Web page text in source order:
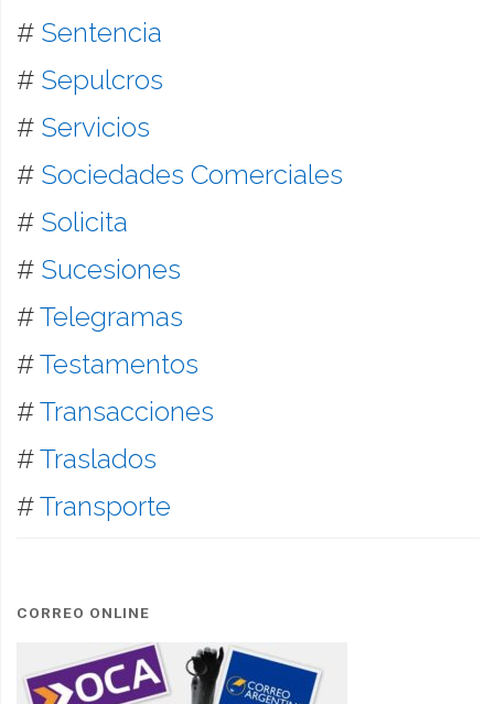
# Sentencia
# Sepulcros
# Servicios
# Sociedades Comerciales
# Solicita
# Sucesiones
#Telegramas
#Testamentos
#Transacciones
#Traslados
#Transporte
CORREO ONLINE